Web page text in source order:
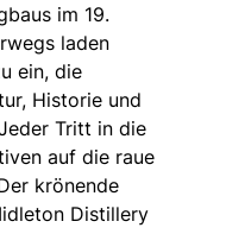
im 19.
laden
ein, die
Historie und
Tritt in die
auf die raue
krönende
Distillery